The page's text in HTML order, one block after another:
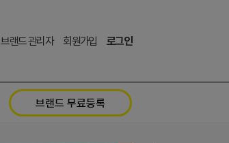
브랜드 관리자 회원가입 로그인
브랜드 무료등록